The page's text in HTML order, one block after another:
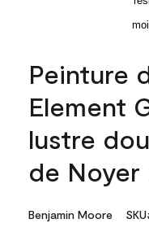
Peinture
Element
lustre
de Noyer
Benjamin Moore